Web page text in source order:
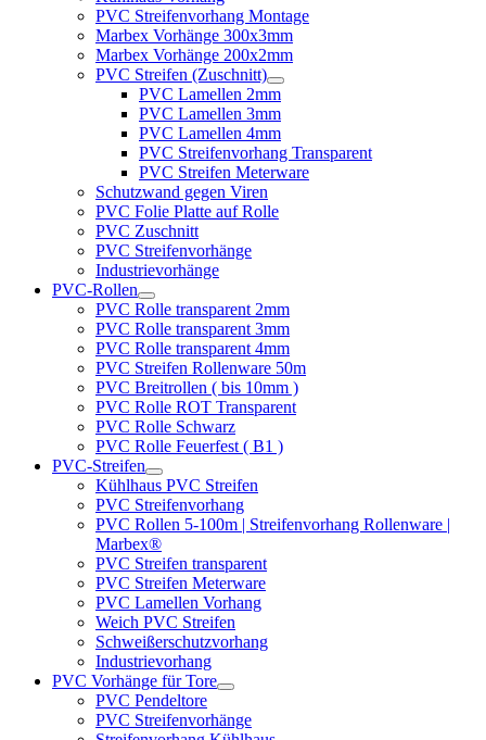
PVC Streifenvorhang Montage
Marbex Vorhänge 300x3mm
Marbex Vorhänge 200x2mm
PVC Streifen (Zuschnitt)
PVC Lamellen 2mm
PVC Lamellen 3mm
PVC Lamellen 4mm
PVC Streifenvorhang Transparent
PVC Streifen Meterware
Schutzwand gegen Viren
PVC Folie Platte auf Rolle
PVC Zuschnitt
PVC Streifenvorhänge
Industrievorhänge
PVC-Rollen
PVC Rolle transparent 2mm
PVC Rolle transparent 3mm
PVC Rolle transparent 4mm
PVC Streifen Rollenware 50m
PVC Breitrollen ( bis 10mm )
PVC Rolle ROT Transparent
PVC Rolle Schwarz
PVC Rolle Feuerfest ( B1 )
PVC-Streifen
Kühlhaus PVC Streifen
PVC Streifenvorhang
PVC Rollen 5-100m | Streifenvorhang Rollenware |
Marbex®
PVC Streifen transparent
PVC Streifen Meterware
PVC Lamellen Vorhang
Weich PVC Streifen
Schweißerschutzvorhang
Industrievorhang
PVC Vorhänge für Tore
PVC Pendeltore
PVC Streifenvorhänge